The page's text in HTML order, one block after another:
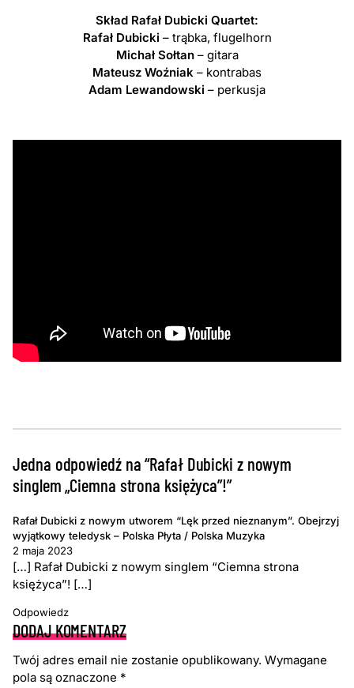
Skład Rafał Dubicki Quartet:
Rafał Dubicki – trąbka, flugelhorn
Michał Sołtan– gitara
Mateusz Woźniak – kontrabas
Adam Lewandowski – perkusja
Jedna odpowiedź na “Rafał Dubicki z nowym
singlem „Ciemna strona księżyca”!”
Rafał Dubicki z nowym utworem “Lęk przed nieznanym”. Obejrzyj
wyjątkowy teledysk – Polska Płyta / Polska Muzyka
2 maja 2023
[…] Rafał Dubicki z nowym singlem “Ciemna strona
księżyca”! […]
Odpowiedz
DODAJ KOMENTARZ
Twój adres email nie zostanie opublikowany. Wymagane
pola są oznaczone *